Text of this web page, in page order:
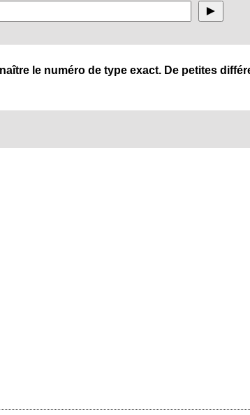
le numéro de type exact. De petites